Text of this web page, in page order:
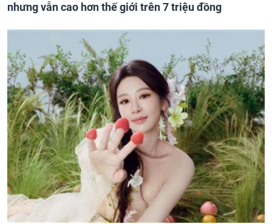
nhưng vẫn cao hơn thế giới trên 7 triệu đồng